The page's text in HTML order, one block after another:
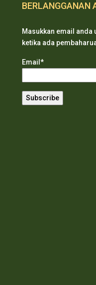
BERLANGGANAN
Masukkan email anda
ketika ada
Email*